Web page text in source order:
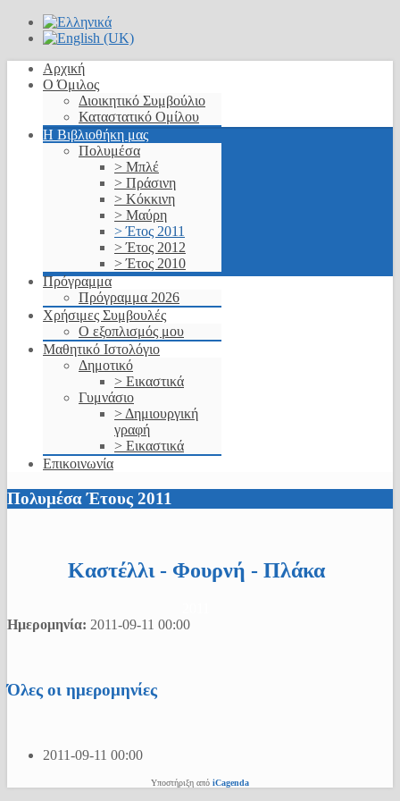
Αρχική
Ο Όμιλος
Διοικητικό Συμβούλιο
Καταστατικό Ομίλου
Η Βιβλιοθήκη μας
Πολυμέσα
> Μπλέ
> Πράσινη
> Κόκκινη
> Μαύρη
> Έτος 2011
> Έτος 2012
> Έτος 2010
Πρόγραμμα
Πρόγραμμα 2026
Χρήσιμες Συμβουλές
Ο εξοπλισμός μου
Μαθητικό Ιστολόγιο
Δημοτικό
> Εικαστικά
Γυμνάσιο
> Δημιουργική
γραφή
> Εικαστικά
Επικοινωνία
Πολυμέσα Έτους 2011
Καστέλλι - Φουρνή - Πλάκα
Ημερομηνία: 2011-09-11 00:00
Όλες οι ημερομηνίες
2011-09-11 00:00
Υποστήριξη από iCagenda